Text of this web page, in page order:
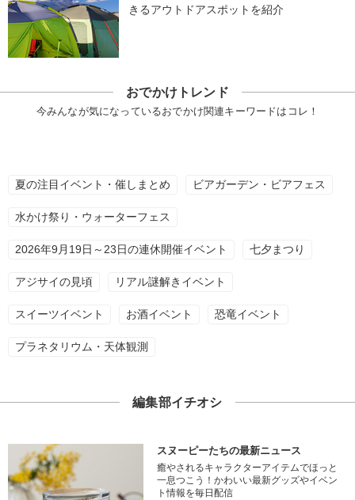
きるアウトドアスポットを紹介
おでかけトレンド
今みんなが気になっているおでかけ関連キーワードはコレ！
夏の注目イベント・催しまとめ ビアガーデン・ビアフェス
水かけ祭り・ウォーターフェス
2026年9月19日～23日の連休開催イベント 七夕まつり
アジサイの見頃 リアル謎解きイベント
スイーツイベント お酒イベント 恐竜イベント
プラネタリウム・天体観測
編集部イチオシ
スヌーピーたちの最新ニュース
癒やされるキャラクターアイテムでほっと
一息つこう！かわいい最新グッズやイベン
ト情報を毎日配信